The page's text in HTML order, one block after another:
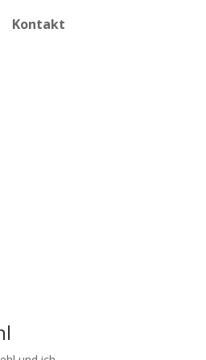
Kontakt